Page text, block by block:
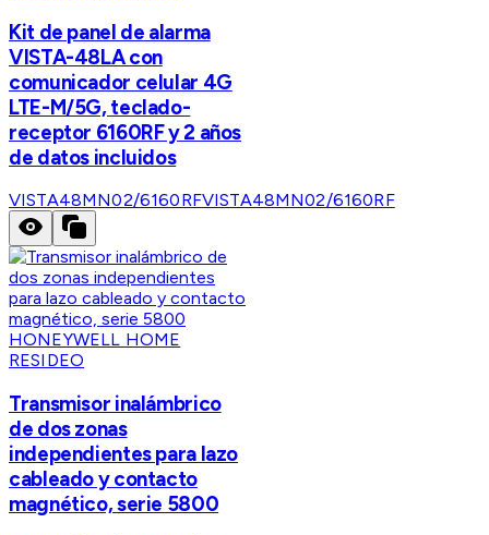
Kit de panel de alarma
VISTA-48LA con
comunicador celular 4G
LTE-M/5G, teclado-
receptor 6160RF y 2 años
de datos incluidos
VISTA48MN02/6160RFVISTA48MN02/6160RF
HONEYWELL HOME
RESIDEO
Transmisor inalámbrico
de dos zonas
independientes para lazo
cableado y contacto
magnético, serie 5800